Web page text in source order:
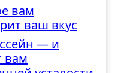
вам
ваш вкус
— и
вам